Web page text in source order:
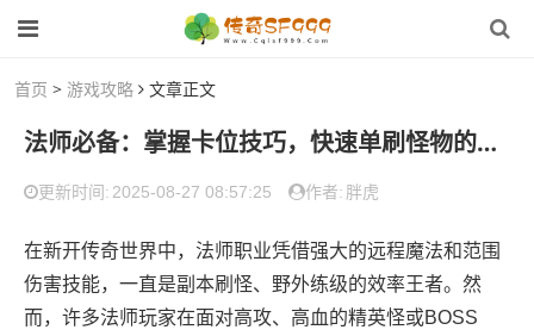
首页 > 游戏攻略 文章正文
法师必备：掌握卡位技巧，快速单刷怪物的终极攻略
更新时间: 2025-08-27 08:57:25 作者: 胖虎
在新开传奇世界中，法师职业凭借强大的远程魔法和范围
伤害技能，一直是副本刷怪、野外练级的效率王者。然
而，许多法师玩家在面对高攻、高血的精英怪或BOSS